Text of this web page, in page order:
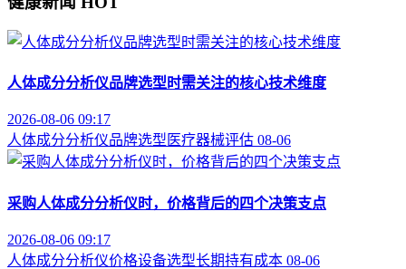
人体成分分析仪品牌选型时需关注的核心技术维度
2026-08-06 09:17
人体成分分析仪品牌选型 医疗器械评估 08-06
采购人体成分分析仪时，价格背后的四个决策支点
2026-08-06 09:17
人体成分分析仪价格设备选型长期持有成本 08-06